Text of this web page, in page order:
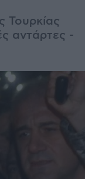
Τουρκίας
αντάρτες -